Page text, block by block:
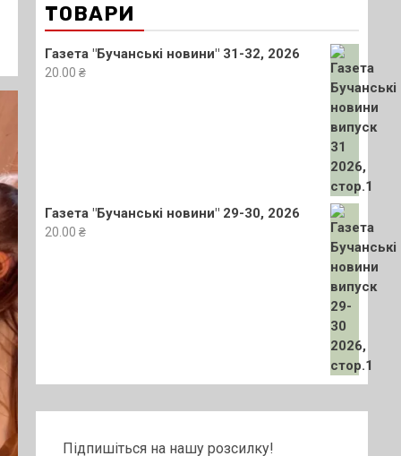
ТОВАРИ
Газета "Бучанські новини" 31-32, 2026
20.00 ₴
Газета "Бучанські новини" 29-30, 2026
20.00 ₴
Підпишіться на нашу розсилку!